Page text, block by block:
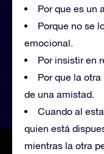
Por que es un
Porque no se
emocional.
Por insistir en
Por que la
de una amistad.
Cuando al
quien está
mientras la otra